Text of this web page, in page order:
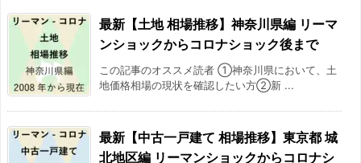
2017/01
2017/02 5.5%
2017/03 5.7%
2017/04
最新【土地 相場推移】神奈川県編 リーマ
ンショックからコロナショック後まで
この記事のオススメ読者 ①神奈川県において、土
地価格相場の現状を確認したい方②新 ...
最新【中古一戸建て 相場推移】東京都 城
北地区編 リーマンショックからコロナシ